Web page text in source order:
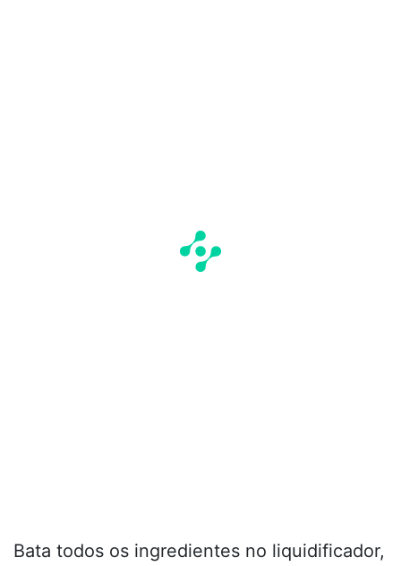
Bata todos os ingredientes no liquidificador,